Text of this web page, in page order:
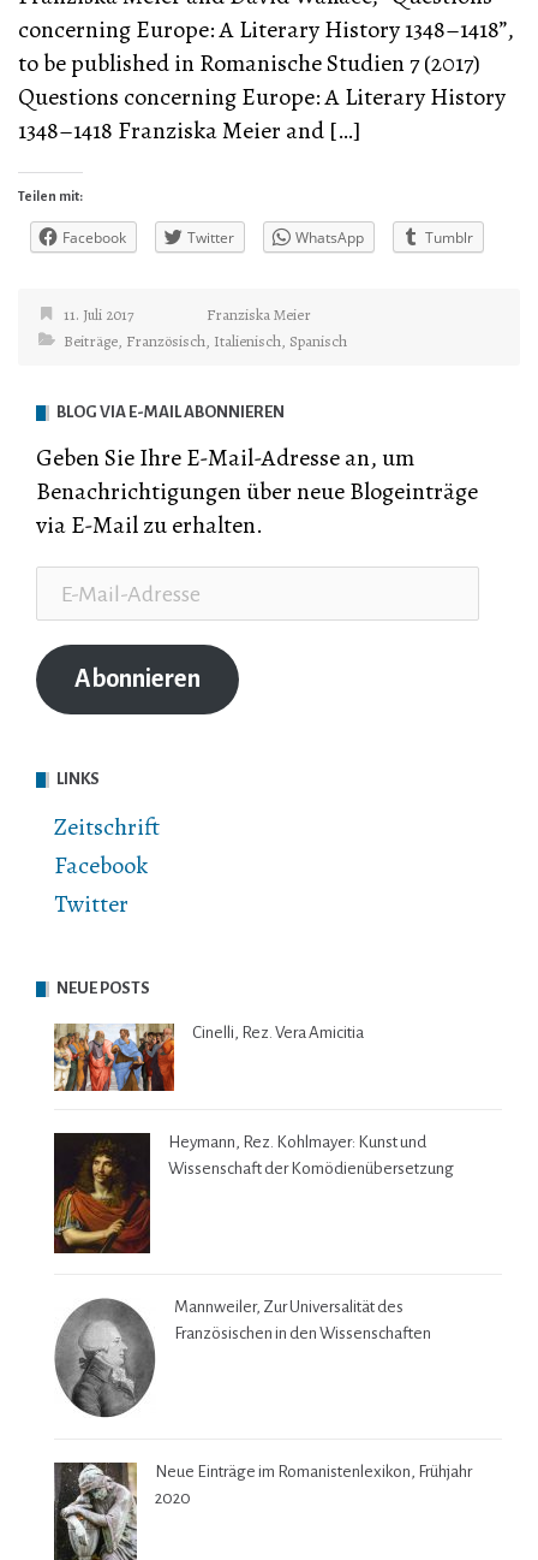
concerning Europe: A Literary History 1348–1418”,
to be published in Romanische Studien 7 (2017)
Questions concerning Europe: A Literary History
1348–1418 Franziska Meier and […]
Teilen mit:
Facebook Twitter WhatsApp Tumblr
11. Juli 2017
Franziska Meier
Beiträge, Französisch, Italienisch, Spanisch
BLOG VIA E-MAIL ABONNIEREN
Geben Sie Ihre E-Mail-Adresse an, um
Benachrichtigungen über neue Blogeinträge
via E-Mail zu erhalten.
Mail-
Adresse
Abonnieren
LINKS
Zeitschrift
Facebook
Twitter
NEUE POSTS
Cinelli, Rez. Vera Amicitia
Heymann, Rez. Kohlmayer: Kunst und
Wissenschaft der Komödienübersetzung
Mannweiler, Zur Universalität des
Französischen in den Wissenschaften
Neue Einträge im Romanistenlexikon, Frühjahr
2020